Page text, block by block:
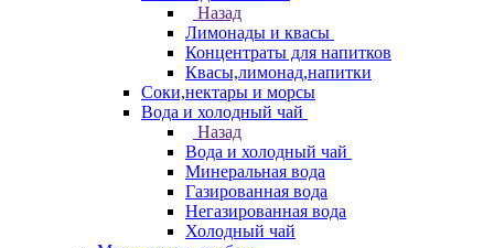
Назад
Лимонады и квасы
Концентраты для напитков
Квасы,лимонад,напитки
Соки,нектары и морсы
Вода и холодный чай
Назад
Вода и холодный чай
Минеральная вода
Газированная вода
Негазированная вода
Холодный чай